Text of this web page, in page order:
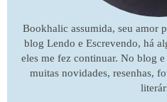
Bookhalic assumida, seu amor
blog Lendo e Escrevendo, há
eles me fez continuar. No blog
muitas novidades, resenhas,